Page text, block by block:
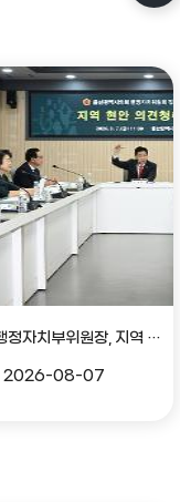
김대영 행정자치부위원장, 지역 현안 의견 청취 간담회
2026-08-07